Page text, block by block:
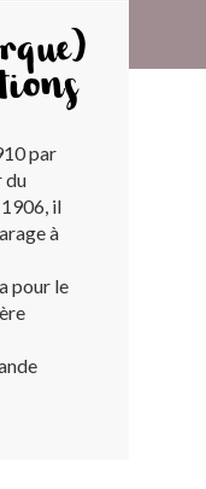
par
du
il
à
pour le